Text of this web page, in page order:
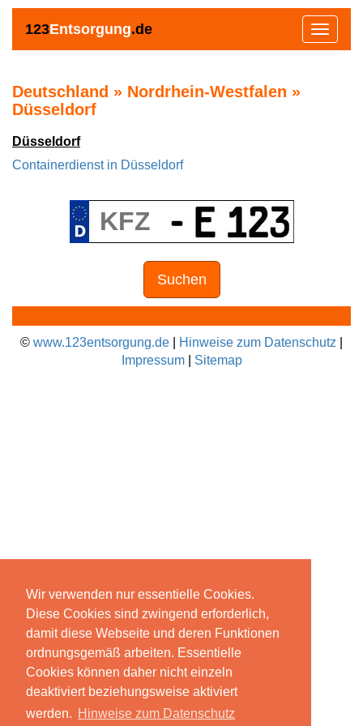
Wir verwenden nur essentielle Cookies.
Diese Cookies sind zwingend erforderlich,
damit diese Webseite und deren Funktionen
ordnungsgemäß arbeiten. Essentielle
Cookies können daher nicht einzeln
deaktiviert beziehungsweise aktiviert
werden. Hinweise zum Datenschutz
123Entsorgung.de
Toggle
Deutschland » Nordrhein-Westfalen »
Düsseldorf
Düsseldorf
Containerdienst in Düsseldorf
Suchen
© www.123entsorgung.de Hinweise zum Datenschutz
Impressum| Sitemap